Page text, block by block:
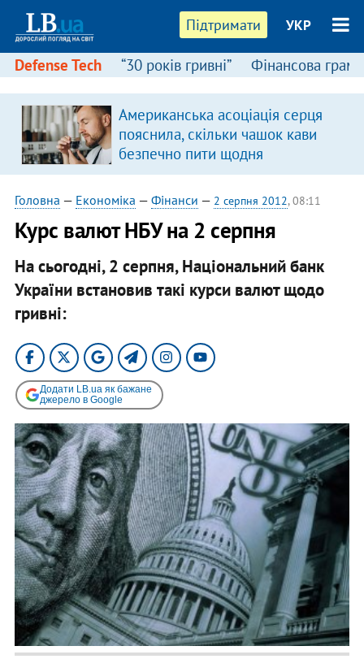
Підтримати УКР
Defense Tech “30 років гривні” Фінансова
Американська асоціація серця
пояснила, скільки чашок кави
безпечно пити щодня
Головна — Економіка — Фінанси — 2 серпня 2012, 08:11
Курс валют НБУ на 2 серпня
На сьогодні, 2 серпня, Національний банк
України встановив такі курси валют щодо
гривні:
Додати LB.ua як бажане
джерело в Google